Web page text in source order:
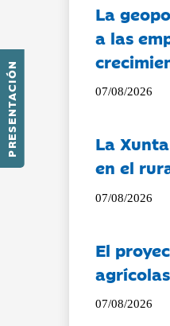
PRESENTACIÓN
La
a las
07/08/2026
La
en el
07/08/2026
El
07/08/2026